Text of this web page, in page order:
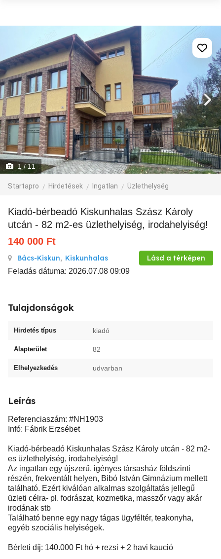
1 / 11
Startapro Hirdetések Ingatlan Üzlethelység
Kiadó-bérbeadó Kiskunhalas Szász Károly
utcán - 82 m2-es üzlethelyiség, irodahelyiség!
140 000 Ft
Bács-Kiskun, Kiskunhalas Lásd a térképen
Feladás dátuma: 2026.07.08 09:09
Tulajdonságok
Hirdetés típus kiadó
Alapterület 82
Elhelyezkedés udvarban
Leírás
Referenciaszám: #NH1903
Infó: Fábrik Erzsébet
Kiadó-bérbeadó Kiskunhalas Szász Károly utcán - 82 m2-
es üzlethelyiség, irodahelyiség!
Az ingatlan egy újszerű, igényes társasház földszinti
részén, frekventált helyen, Bibó István Gimnázium mellett
található. Ezért kiválóan alkalmas szolgáltatás jellegű
üzleti célra- pl. fodrászat, kozmetika, masszőr vagy akár
irodának stb
Található benne egy nagy tágas ügyféltér, teakonyha,
egyéb szociális helyiségek.
Bérleti díj: 140.000 Ft hó + rezsi + 2 havi kaució